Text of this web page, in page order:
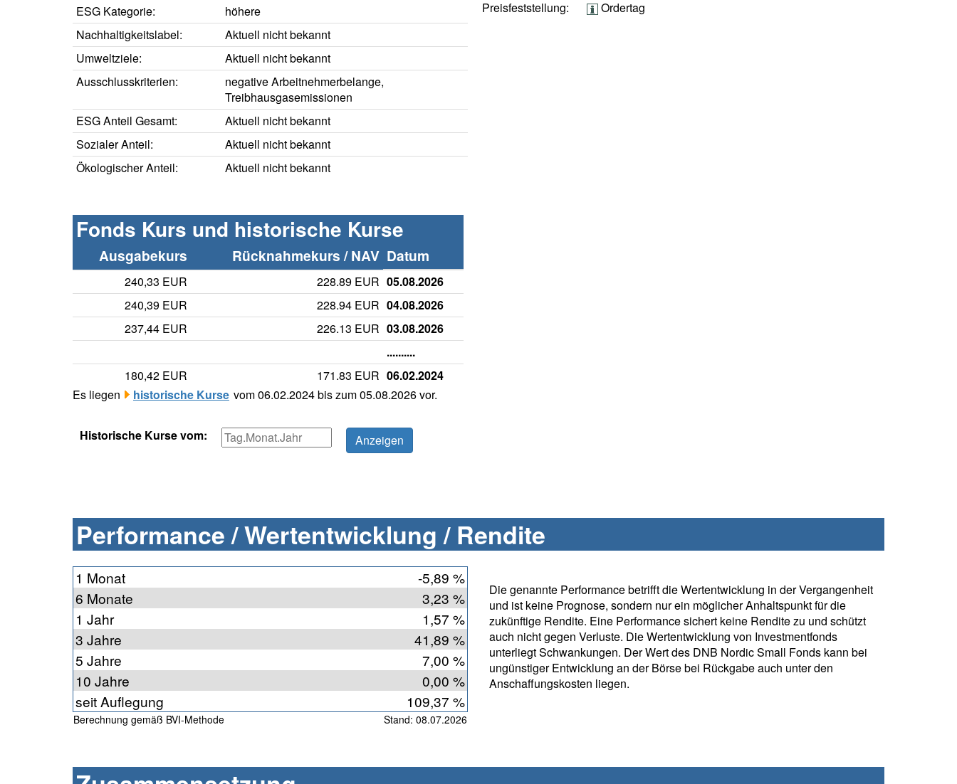
ESG Kategorie:
höhere
Nachhaltigkeitslabel:
Aktuell nicht bekannt
Umweltziele:
Aktuell nicht bekannt
Ausschlusskriterien:
negative Arbeitnehmerbelange,
Treibhausgasemissionen
ESG Anteil Gesamt:
Aktuell nicht bekannt
Sozialer Anteil:
Aktuell nicht bekannt
Ökologischer Anteil:
Aktuell nicht bekannt
Fonds Kurs und historische Kurse
Ausgabekurs Rücknahmekurs / NAV Datum
240,33 EUR 228.89 EUR 05.08.2026
240,39 EUR
228.94 EUR 04.08.2026
237,44 EUR
226.13 EUR 03.08.2026
..........
180,42 EUR
171.83 EUR 06.02.2024
Es liegen
historische Kurse vom 06.02.2024 bis zum 05.08.2026 vor.
Historische Kurse vom:
Preisfeststellung:
Ordertag
Performance / Wertentwicklung / Rendite
1 Monat
-5,89 %
6 Monate
3,23 %
1 Jahr
1,57 %
3 Jahre
41,89 %
5 Jahre
7,00 %
10 Jahre
0,00 %
seit Auflegung
109,37 %
Berechnung gemäß BVI-Methode Stand: 08.07.2026
Die genannte Performance betrifft die Wertentwicklung in der Vergangenheit
und ist keine Prognose, sondern nur ein möglicher Anhaltspunkt für die
zukünftige Rendite. Eine Performance sichert keine Rendite zu und schützt
auch nicht gegen Verluste. Die Wertentwicklung von Investmentfonds
unterliegt Schwankungen. Der Wert des DNB Nordic Small Fonds kann bei
ungünstiger Entwicklung an der Börse bei Rückgabe auch unter den
Anschaffungskosten liegen.